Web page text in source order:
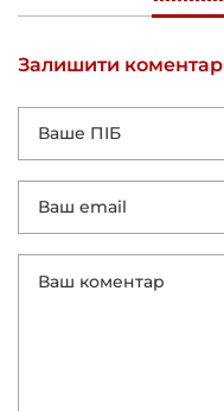
Залишити коментар